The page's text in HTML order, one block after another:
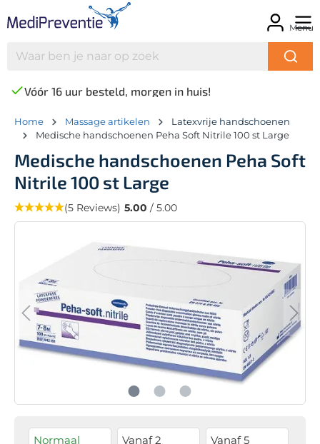
Menu
Vóór 16 uur besteld, morgen in huis!
Home Massage artikelen
Latexvrije handschoenen
Medische handschoenen Peha Soft Nitrile 100 st Large
Medische handschoenen Peha Soft
Nitrile 100 st Large
(5 Reviews) 5.00 / 5.00
Normaal Vanaf 2 Vanaf 5